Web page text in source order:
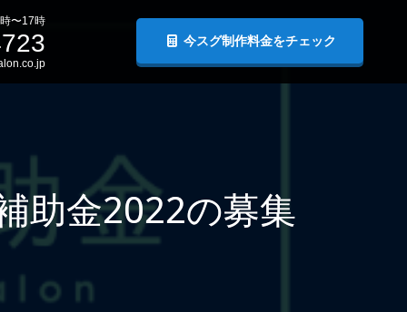
今スグ制作料金をチェック
〜17時
助金2022の募集